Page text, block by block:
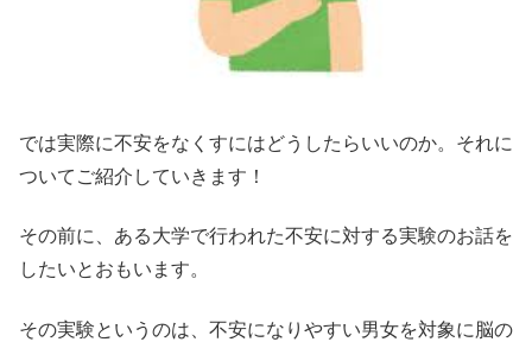
では実際に不安をなくすにはどうしたらいいのか。それに
ついてご紹介していきます！
その前に、ある大学で行われた不安に対する実験のお話を
したいとおもいます。
その実験というのは、不安になりやすい男女を対象に脳の